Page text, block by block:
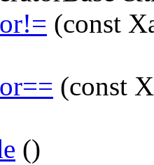
(const
(const
()